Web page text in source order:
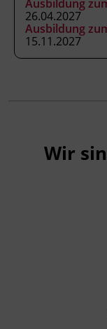
Ausbildung
26.04.2027
Ausbildung
15.11.2027
Wir